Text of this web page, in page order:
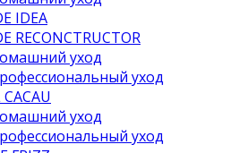
IDEA
RECONCTRUCTOR
уход
уход
уход
уход